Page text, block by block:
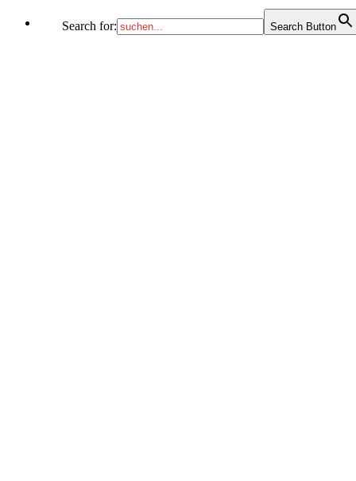
Search for: Search Button